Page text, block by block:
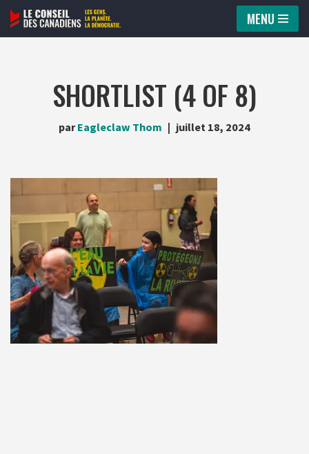
Aller
MENU
SHORTLIST (4 OF 8)
parEagleclaw Thom juillet 18, 2024